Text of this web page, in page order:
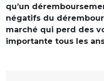
qu’un
négatifs du
marché qui perd des
importante tous les